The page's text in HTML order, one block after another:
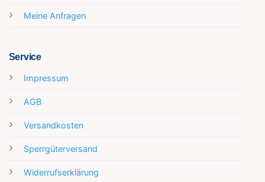
Meine Anfragen
Service
Impressum
AGB
Versandkosten
Sperrgüterversand
Widerrufserklärung